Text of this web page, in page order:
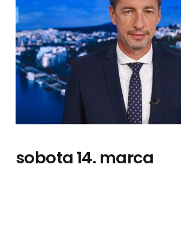
sobota 14. marca